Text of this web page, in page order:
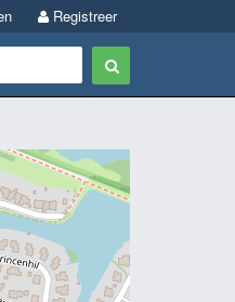
Registreer